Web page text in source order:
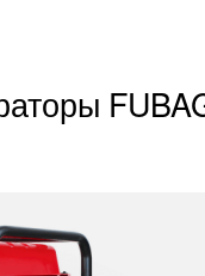
списываться